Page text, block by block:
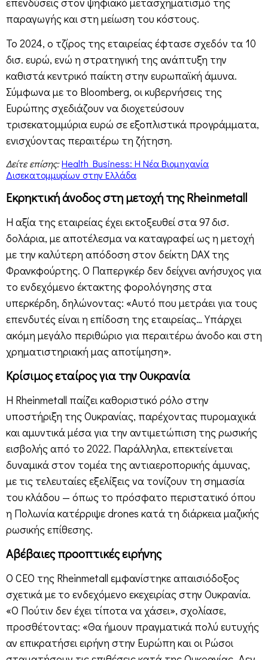
παραγωγής και στη μείωση του κόστους.
Το 2024, ο τζίρος της εταιρείας έφτασε σχεδόν τα 10
δισ. ευρώ, ενώ η στρατηγική της ανάπτυξη την
καθιστά κεντρικό παίκτη στην ευρωπαϊκή άμυνα.
Σύμφωνα με το Bloomberg, οι κυβερνήσεις της
Ευρώπης σχεδιάζουν να διοχετεύσουν
τρισεκατομμύρια ευρώ σε εξοπλιστικά προγράμματα,
ενισχύοντας περαιτέρω τη ζήτηση.
Δείτε επίσης:Health Business: Η Νέα Βιομηχανία
Δισεκατομμυρίων στην Ελλάδα
Εκρηκτική άνοδος στη μετοχή της Rheinmetall
Η αξία της εταιρείας έχει εκτοξευθεί στα 97 δισ.
δολάρια, με αποτέλεσμα να καταγραφεί ως η μετοχή
με την καλύτερη απόδοση στον δείκτη DAX της
Φρανκφούρτης. Ο Παπεργκέρ δεν δείχνει ανήσυχος για
το ενδεχόμενο έκτακτης φορολόγησης στα
υπερκέρδη, δηλώνοντας: «Αυτό που μετράει για τους
επενδυτές είναι η επίδοση της εταιρείας… Υπάρχει
ακόμη μεγάλο περιθώριο για περαιτέρω άνοδο και στη
χρηματιστηριακή μας αποτίμηση».
Κρίσιμος εταίρος για την Ουκρανία
Η Rheinmetall παίζει καθοριστικό ρόλο στην
υποστήριξη της Ουκρανίας, παρέχοντας πυρομαχικά
και αμυντικά μέσα για την αντιμετώπιση της ρωσικής
εισβολής από το 2022. Παράλληλα, επεκτείνεται
δυναμικά στον τομέα της αντιαεροπορικής άμυνας,
με τις τελευταίες εξελίξεις να τονίζουν τη σημασία
του κλάδου — όπως το πρόσφατο περιστατικό όπου
η Πολωνία κατέρριψε drones κατά τη διάρκεια μαζικής
ρωσικής επίθεσης.
Αβέβαιες προοπτικές ειρήνης
Ο CEO της Rheinmetall εμφανίστηκε απαισιόδοξος
σχετικά με το ενδεχόμενο εκεχειρίας στην Ουκρανία.
«Ο Πούτιν δεν έχει τίποτα να χάσει», σχολίασε,
προσθέτοντας: «Θα ήμουν πραγματικά πολύ ευτυχής
αν επικρατήσει ειρήνη στην Ευρώπη και οι Ρώσοι